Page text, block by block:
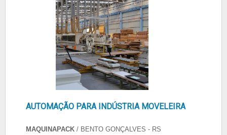
AUTOMAÇÃO PARA INDÚSTRIA MOVELEIRA
MAQUINAPACK / BENTO GONÇALVES - RS